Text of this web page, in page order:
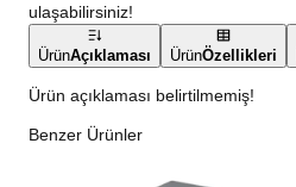
ulaşabilirsiniz!
ÜrünAçıklaması ÜrünÖzellikleri
Ürün açıklaması belirtilmemiş!
Benzer Ürünler